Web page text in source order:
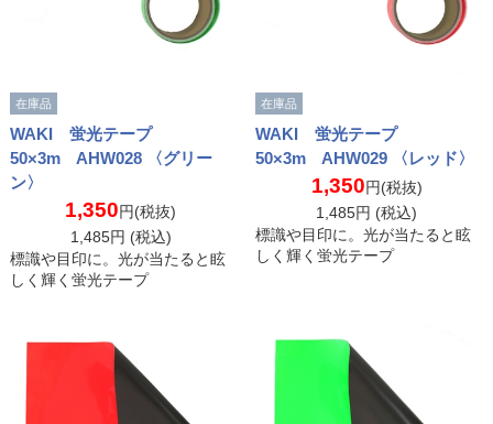
在庫品
WAKI 蛍光テープ
50×3m AHW028 〈グリー
ン〉
1,350円(税抜)
1,485円 (税込)
標識や目印に。光が当たると眩
しく輝く蛍光テープ
在庫品
WAKI 蛍光テープ
50×3m AHW029 〈レッド〉
1,350円(税抜)
1,485円 (税込)
標識や目印に。光が当たると眩
しく輝く蛍光テープ